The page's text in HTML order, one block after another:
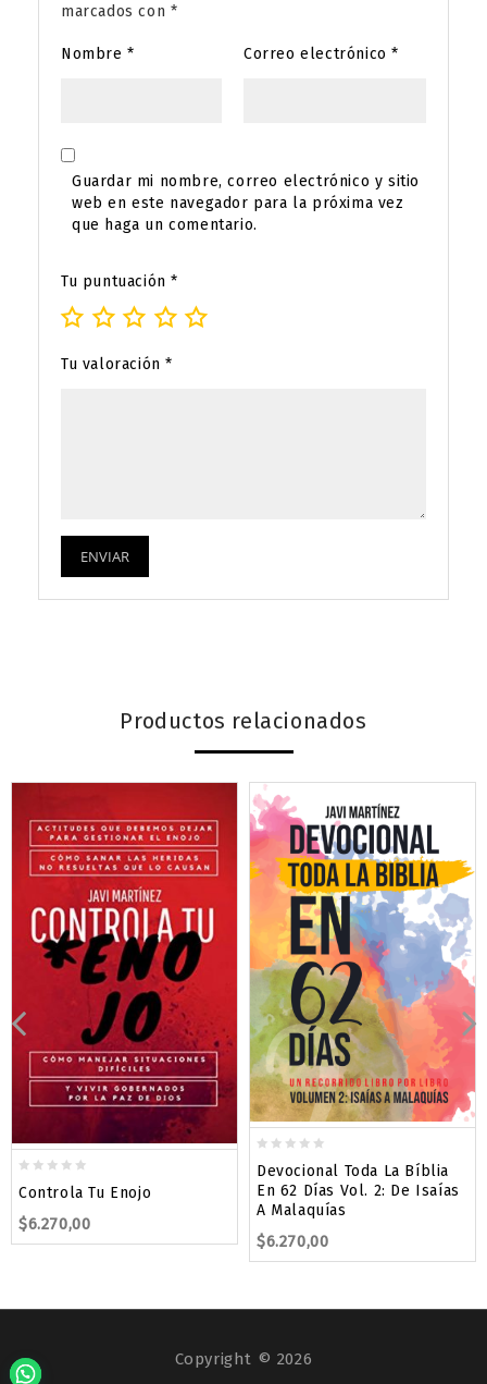
marcados con *
Nombre* Correo electrónico*
Guardar mi nombre, correo electrónico y sitio
web en este navegador para la próxima vez
que haga un comentario.
Tu puntuación*
Tu valoración*
Productos relacionados
out
of
Controla Tu Enojo
$6.270,00
out
of
5
Devocional Toda La Bíblia
En 62 Días Vol. 2: De Isaías
A Malaquías
$6.270,00
Copyright © 2026